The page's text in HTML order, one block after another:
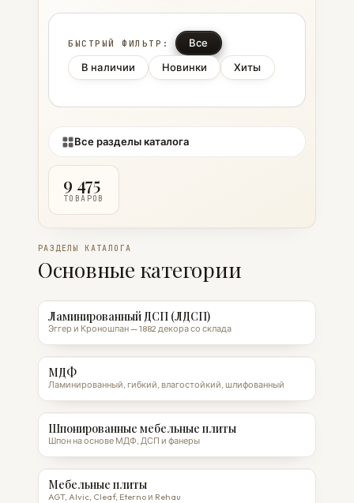
Все разделы каталога
9 475
ТОВАРОВ
БЫСТРЫЙ ФИЛЬТР:
Все
В наличии
Новинки Хиты
РАЗДЕЛЫ КАТАЛОГА
Основные категории
Ламинированный ДСП (ЛДСП)
Эггер и Кроношпан — 1882 декора со склада
МДФ
Ламинированный, гибкий, влагостойкий, шлифованный
Шпонированные мебельные плиты
Шпон на основе МДФ, ДСП и фанеры
Мебельные плиты
AGT, Alvic, Cleaf, Eterno и Rehau